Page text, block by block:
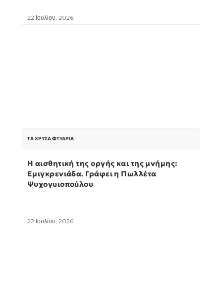
22 Ιουλίου, 2026
ΤΑ ΧΡΥΣΆ ΦΤΥΆΡΙΑ
Η αισθητική της οργής και της μνήμης:
Εμιγκρενιάδα. Γράφει η Πωλλέτα
Ψυχογυιοπούλου
22 Ιουλίου, 2026